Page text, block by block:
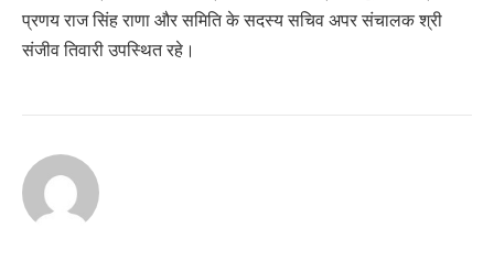
प्रणय राज सिंह राणा और समिति के सदस्य सचिव अपर संचालक श्री
संजीव तिवारी उपस्थित रहे।